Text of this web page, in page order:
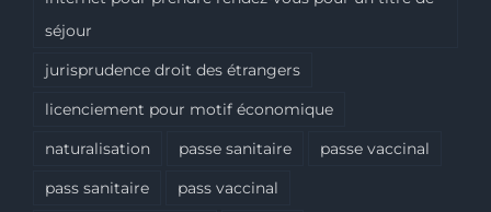
séjour
jurisprudence droit des étrangers
licenciement pour motif économique
naturalisation
passe sanitaire
passe vaccinal
pass sanitaire
pass vaccinal